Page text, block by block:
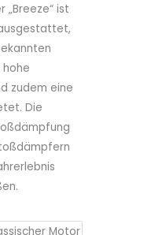
„Breeze“ ist
hohe
zudem eine
Die